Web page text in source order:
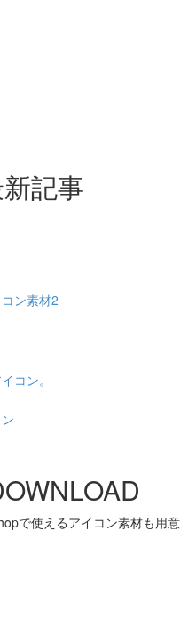
記事
で使えるアイコン素材も用意